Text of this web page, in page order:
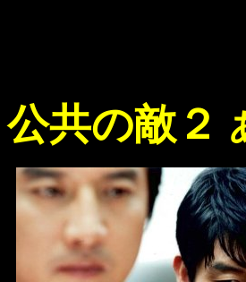
公共の敵２